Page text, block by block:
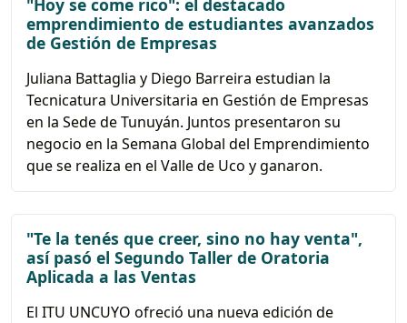
"Hoy se come rico": el destacado
emprendimiento de estudiantes avanzados
de Gestión de Empresas
Juliana Battaglia y Diego Barreira estudian la
Tecnicatura Universitaria en Gestión de Empresas
en la Sede de Tunuyán. Juntos presentaron su
negocio en la Semana Global del Emprendimiento
que se realiza en el Valle de Uco y ganaron.
"Te la tenés que creer, sino no hay venta",
así pasó el Segundo Taller de Oratoria
Aplicada a las Ventas
El ITU UNCUYO ofreció una nueva edición de